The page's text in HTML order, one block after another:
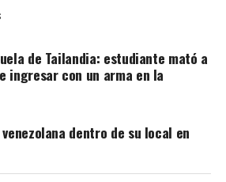
de Tailandia: estudiante mató a
ingresar con un arma en la
dentro de su local en